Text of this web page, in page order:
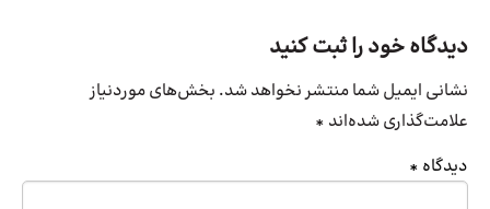
دیدگاه خود را ثبت کنید
نشانی ایمیل شما منتشر نخواهد شد. بخش‌های موردنیاز
علامت‌گذاری شده‌اند *
دیدگاه *